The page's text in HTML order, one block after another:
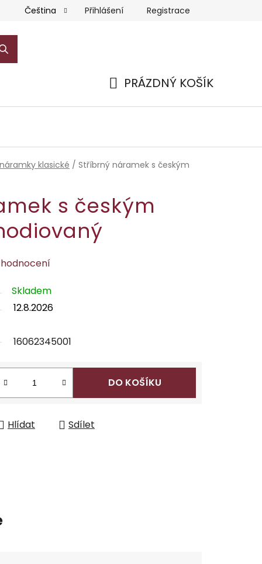
Čeština Přihlášení Registrace
PRÁZDNÝ KOŠÍK
klasické / Stříbrný náramek s českým
s českým
Skladem
12.8.2026
16062345001
DO KOŠÍKU
Hlídat Sdílet